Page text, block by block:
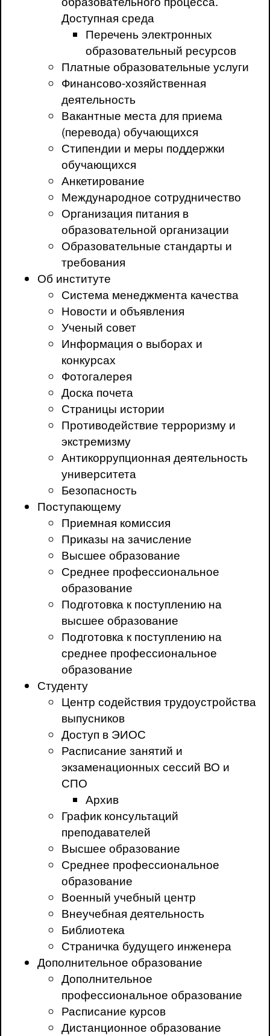
Доступная среда
Перечень электронных
образовательный ресурсов
Платные образовательные услуги
Финансово-хозяйственная
деятельность
Вакантные места для приема
(перевода) обучающихся
Стипендии и меры поддержки
обучающихся
Анкетирование
Международное сотрудничество
Организация питания в
образовательной организации
Образовательные стандарты и
требования
Об институте
Система менеджмента качества
Новости и объявления
Ученый совет
Информация о выборах и
конкурсах
Фотогалерея
Доска почета
Страницы истории
Противодействие терроризму и
экстремизму
Антикоррупционная деятельность
университета
Безопасность
Поступающему
Приемная комиссия
Приказы на зачисление
Высшее образование
Среднее профессиональное
образование
Подготовка к поступлению на
высшее образование
Подготовка к поступлению на
среднее профессиональное
образование
Студенту
Центр содействия трудоустройства
выпусников
Доступ в ЭИОС
Расписание занятий и
экзаменационных сессий ВО и
СПО
Архив
График консультаций
преподавателей
Высшее образование
Среднее профессиональное
образование
Военный учебный центр
Внеучебная деятельность
Библиотека
Страничка будущего инженера
Дополнительное образование
Дополнительное
профессиональное образование
Расписание курсов
Дистанционное образование